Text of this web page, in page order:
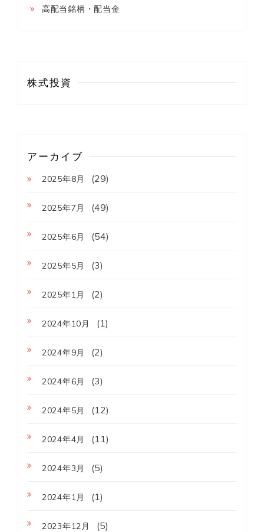
高配当銘柄・配当金
株式投資
アーカイブ
2025年8月 (29)
2025年7月 (49)
2025年6月 (54)
2025年5月 (3)
2025年1月 (2)
2024年10月 (1)
2024年9月 (2)
2024年6月 (3)
2024年5月 (12)
2024年4月 (11)
2024年3月 (5)
2024年1月 (1)
2023年12月 (5)